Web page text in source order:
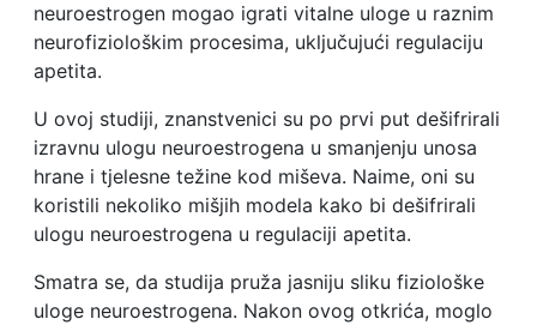
neuroestrogen mogao igrati vitalne uloge u raznim
neurofiziološkim procesima, uključujući regulaciju
apetita.
U ovoj studiji, znanstvenici su po prvi put dešifrirali
izravnu ulogu neuroestrogena u smanjenju unosa
hrane i tjelesne težine kod miševa. Naime, oni su
koristili nekoliko mišjih modela kako bi dešifrirali
ulogu neuroestrogena u regulaciji apetita.
Smatra se, da studija pruža jasniju sliku fiziološke
uloge neuroestrogena. Nakon ovog otkrića, moglo